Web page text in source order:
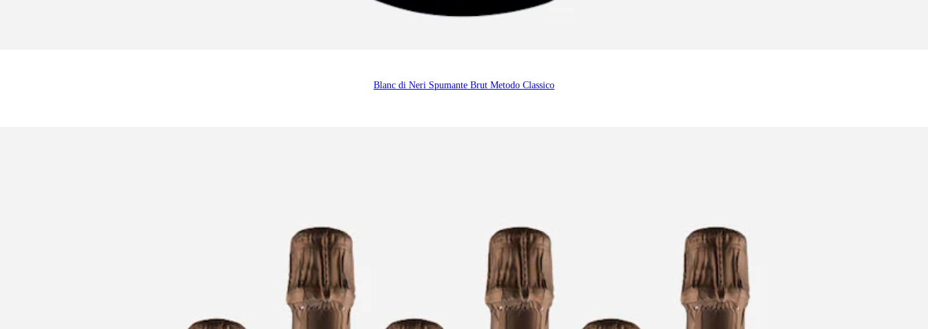
Blanc di Neri Spumante Brut Metodo Classico